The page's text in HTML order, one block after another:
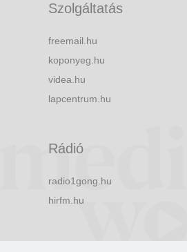
Szolgáltatás
freemail.hu
koponyeg.hu
videa.hu
lapcentrum.hu
Rádió
radio1gong.hu
hirfm.hu